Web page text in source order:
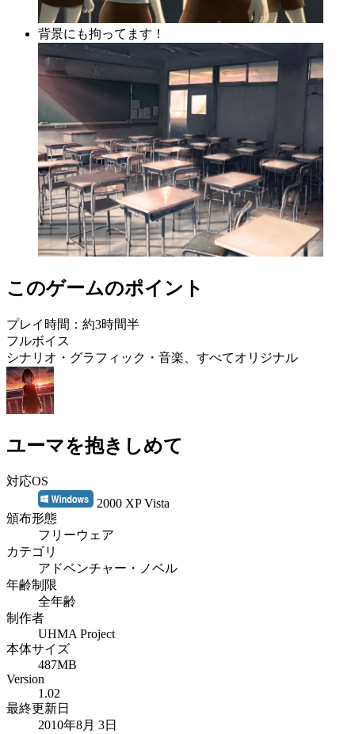
背景にも拘ってます！
このゲームのポイント
プレイ時間：約3時間半
フルボイス
シナリオ・グラフィック・音楽、すべてオリジナル
ユーマを抱きしめて
対応OS
2000 XP Vista
頒布形態
フリーウェア
カテゴリ
アドベンチャー・ノベル
年齢制限
全年齢
制作者
UHMA Project
本体サイズ
487MB
Version
1.02
最終更新日
2010年8月 3日